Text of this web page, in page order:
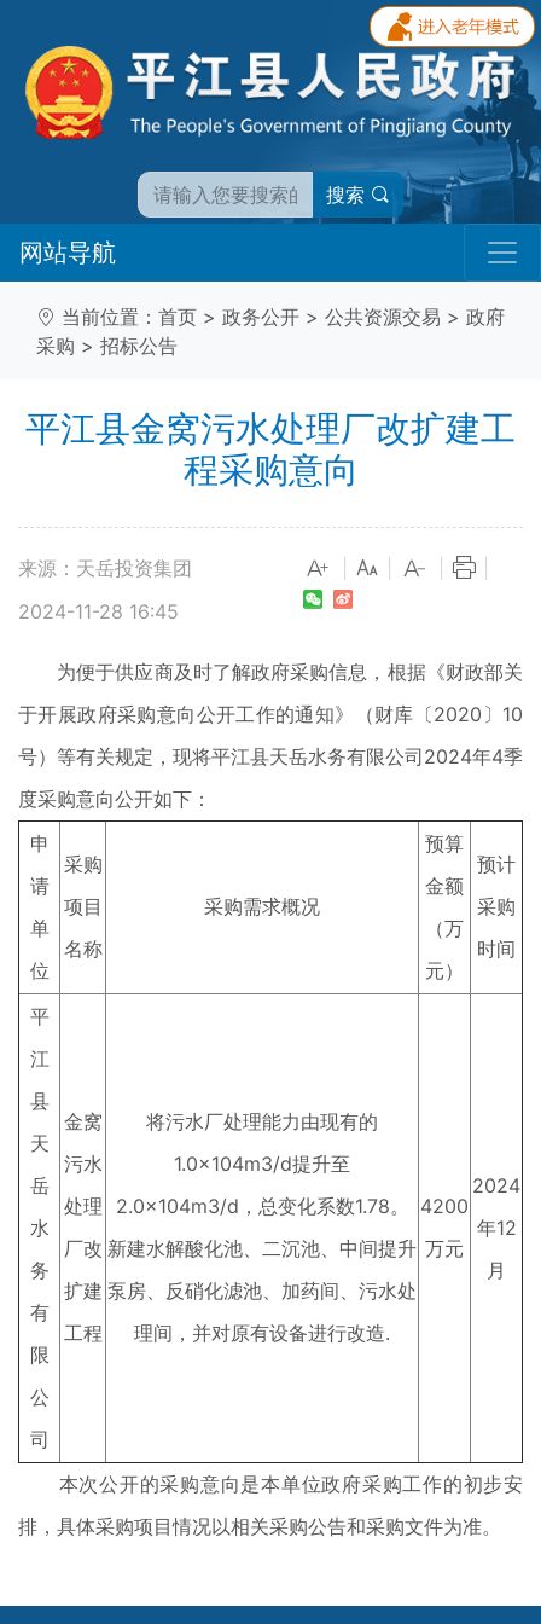
搜索
网站导航
当前位置： 首页 > 政务公开 > 公共资源交易 > 政府
采购 > 招标公告
平江县金窝污水处理厂改扩建工
程采购意向
来源：天岳投资集团
2024-11-28 16:45
为便于供应商及时了解政府采购信息，根据《财政部关
于开展政府采购意向公开工作的通知》（财库〔2020〕10
号）等有关规定，现将平江县天岳水务有限公司2024年4季
度采购意向公开如下：
申
请
单
位
采购
项目
名称
采购需求概况
预算
金额
（万
元）
预计
采购
时间
平
江
县
天
岳
水
务
有
限
公
司
金窝
污水
处理
厂改
扩建
工程
将污水厂处理能力由现有的
1.0×104m3/d提升至
2.0×104m3/d，总变化系数1.78。
新建水解酸化池、二沉池、中间提升
泵房、反硝化滤池、加药间、污水处
理间，并对原有设备进行改造.
4200
万元
2024
年12
月
本次公开的采购意向是本单位政府采购工作的初步安
排，具体采购项目情况以相关采购公告和采购文件为准。